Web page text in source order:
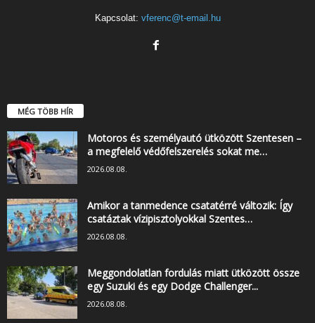
Kapcsolat: vferenc@t-email.hu
MÉG TÖBB HÍR
Motoros és személyautó ütközött Szentesen –
a megfelelő védőfelszerelés sokat me…
2026.08.08.
Amikor a tanmedence csatatérré változik: Így
csatáztak vízipisztolyokkal Szentes…
2026.08.08.
Meggondolatlan fordulás miatt ütközött össze
egy Suzuki és egy Dodge Challenger...
2026.08.08.